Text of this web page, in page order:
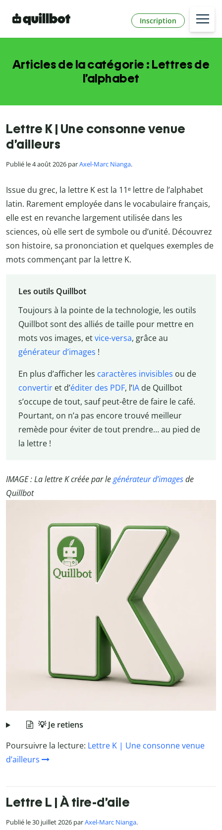
Inscription
Articles de la catégorie : Lettres de
l’alphabet
Lettre K | Une consonne venue
d’ailleurs
Publié le 4 août 2026 parAxel-Marc Nianga.
Issue du grec, la lettre K est la 11ᵉ lettre de l’alphabet
latin. Rarement employée dans le vocabulaire français,
elle est en revanche largement utilisée dans les
sciences, où elle sert de symbole ou d’unité. Découvrez
son histoire, sa prononciation et quelques exemples de
mots commençant par la lettre K.
Les outils Quillbot
Toujours à la pointe de la technologie, les outils
Quillbot sont des alliés de taille pour mettre en
mots vos images, etvice-versa, grâce au
générateur d’images !
En plus d’afficher les caractères invisibles ou de
convertiret d’éditer des PDF, l’IAde Quillbot
s’occupe de tout, sauf peut-être de faire le café.
Pourtant, on n’a pas encore trouvé meilleur
remède pour éviter de tout prendre… au pied de
la lettre !
IMAGE : La lettre K créée par legénérateur d’imagesde
Quillbot
💡 Je retiens
Poursuivre la lecture: Lettre K | Une consonne venue
d’ailleurs
Lettre L | À tire-d’aile
Publié le 30 juillet 2026 parAxel-Marc Nianga.